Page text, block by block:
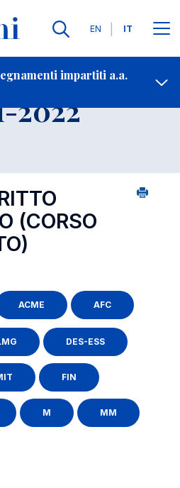
Lingue
EN IT
impartiti a.a.
Contatti
2022
(CORSO
ACME AFC
DES-ESS
FIN
M MM